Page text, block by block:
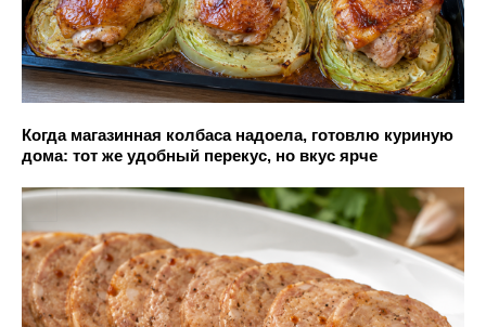
Когда магазинная колбаса надоела, готовлю куриную
дома: тот же удобный перекус, но вкус ярче